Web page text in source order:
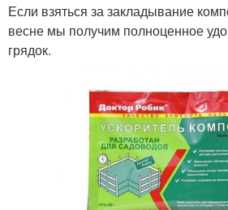
Если взяться за закладывание
весне мы получим полноценное
грядок.